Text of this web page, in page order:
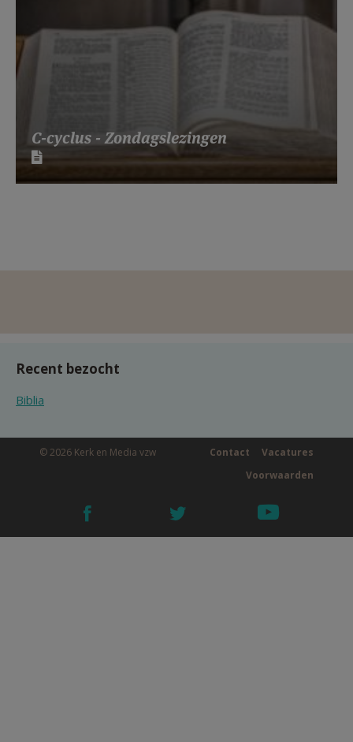
C-cyclus - Zondagslezingen
Recent bezocht
Biblia
© 2026 Kerk en Media vzw Vacatures
Contact
Voorwaarden